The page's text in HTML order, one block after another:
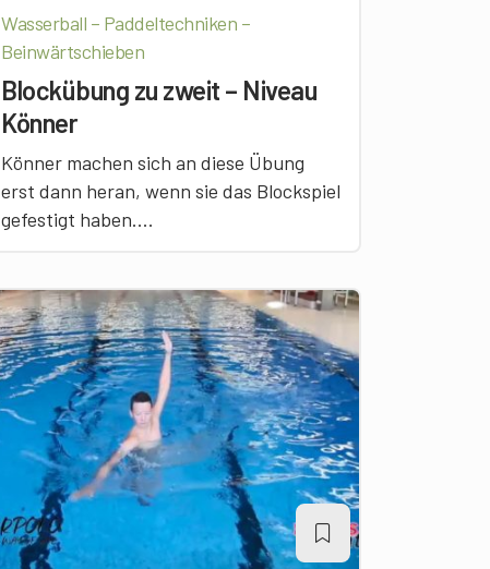
Wasserball – Paddeltechniken –
Beinwärtschieben
Blockübung zu zweit – Niveau
Könner
Könner machen sich an diese Übung
erst dann heran, wenn sie das Blockspiel
gefestigt haben....